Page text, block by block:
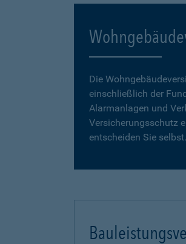
Die
einschließlich der
Alarmanlagen und
Versicherungsschutz
entscheiden Sie selbst.